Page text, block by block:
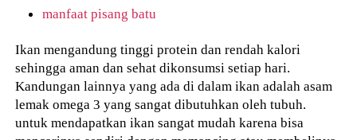
manfaat pisang batu
Ikan mengandung tinggi protein dan rendah kalori
sehingga aman dan sehat dikonsumsi setiap hari.
Kandungan lainnya yang ada di dalam ikan adalah asam
lemak omega 3 yang sangat dibutuhkan oleh tubuh.
untuk mendapatkan ikan sangat mudah karena bisa